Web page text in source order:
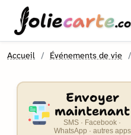
oliecarte
Accueil Événements de vie
Envoyer
maintenant
SMS · Facebook ·
WhatsApp · autres apps